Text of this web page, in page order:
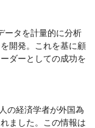
ータを計量的に分析
開発。これを基に顧
ダーとしての成功を
の経済学者が外国為
ました。この情報は